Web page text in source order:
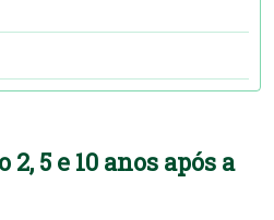
5 e 10 anos após a